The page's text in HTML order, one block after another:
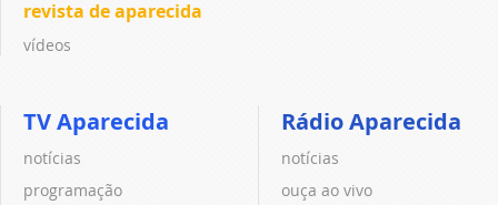
revista de aparecida
vídeos
TV Aparecida
notícias
programação
Rádio Aparecida
notícias
ouça ao vivo